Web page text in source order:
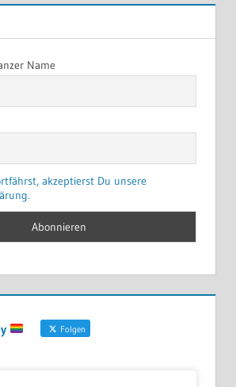
Name
akzeptierst Du unsere
Folgen